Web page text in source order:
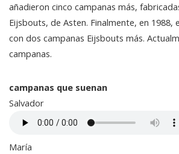
añadieron cinco campanas más,
Eijsbouts, de Asten. Finalmente, en 1988,
con dos campanas Eijsbouts más.
campanas.
campanas que suenan
Salvador
María